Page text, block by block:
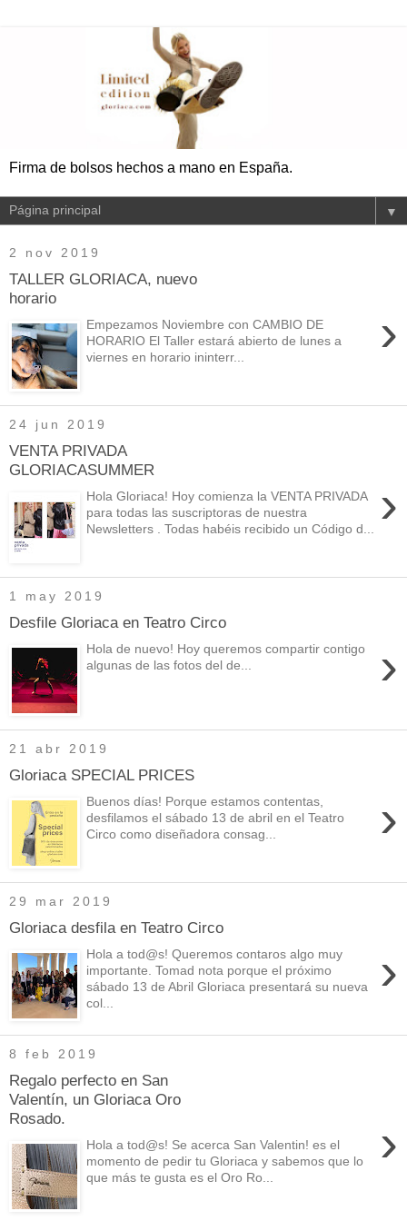
Firma de bolsos hechos a mano en España.
▼
2 nov 2019
TALLER GLORIACA, nuevo
horario
›
Empezamos Noviembre con CAMBIO DE
HORARIO El Taller estará abierto de lunes a
viernes en horario ininterr...
24 jun 2019
VENTA PRIVADA
GLORIACASUMMER
›
Hola Gloriaca! Hoy comienza la VENTA PRIVADA
para todas las suscriptoras de nuestra
Newsletters . Todas habéis recibido un Código d...
1 may 2019
Desfile Gloriaca en Teatro Circo
›
Hola de nuevo! Hoy queremos compartir contigo
algunas de las fotos del de...
21 abr 2019
Gloriaca SPECIAL PRICES
›
Buenos días! Porque estamos contentas,
desfilamos el sábado 13 de abril en el Teatro
Circo como diseñadora consag...
29 mar 2019
Gloriaca desfila en Teatro Circo
›
Hola a tod@s! Queremos contaros algo muy
importante. Tomad nota porque el próximo
sábado 13 de Abril Gloriaca presentará su nueva
col...
8 feb 2019
Regalo perfecto en San
Valentín, un Gloriaca Oro
Rosado.
›
Hola a tod@s! Se acerca San Valentin! es el
momento de pedir tu Gloriaca y sabemos que lo
que más te gusta es el Oro Ro...